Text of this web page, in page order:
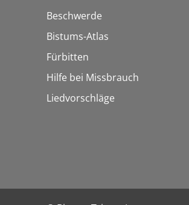
Beschwerde
Bistums-Atlas
Fürbitten
Hilfe bei Missbrauch
Liedvorschläge